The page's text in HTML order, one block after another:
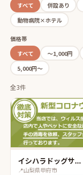
すべて
併設あり
動物病院×ホテル
価格帯
すべて
〜1,000円
5,000円〜
全3件
イシハラドッグサ...
📍山梨県甲府市